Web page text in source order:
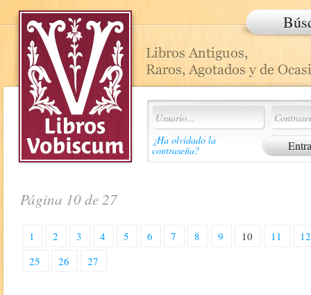
¿Ha olvidado la
contraseña?
Página 10 de 27
1 2 3 4 5 6 7 8 9 10 11
12
25
26 27